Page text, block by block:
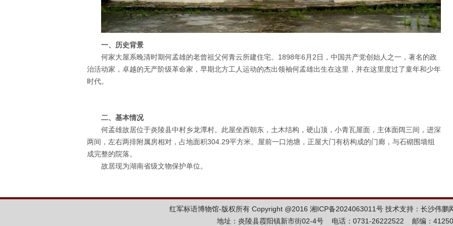
​一、历史背景
何家大屋系晚清时期何孟雄的老曾祖父何青云所建住宅。1898年6月2日，中国共产党创始人之一，著名的政
治活动家，卓越的无产阶级革命家，早期北方工人运动的杰出领袖何孟雄出生在这里，并在这里度过了童年和少年
时代。
二、基本情况
何孟雄故居位于炎陵县中村乡龙潭村。此屋坐西朝东，土木结构，硬山顶，小青瓦屋面，主体面阔三间，进深
两间，左右两排附属房相对，占地面积304.29平方米。屋前一口池塘，正屋大门有枋构成的门廊，与石砌围墙组
成完整的院落。
故居现为湖南省级文物保护单位。
红军标语博物馆-版权所有 Copyright @2016 湘ICP备2024063011号 技术支持：长沙伟鹏
地址：炎陵县霞阳镇新市街02-4号 电话：0731-26222522 邮编：